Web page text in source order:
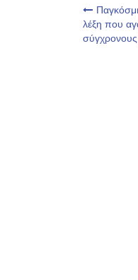
λέξη που